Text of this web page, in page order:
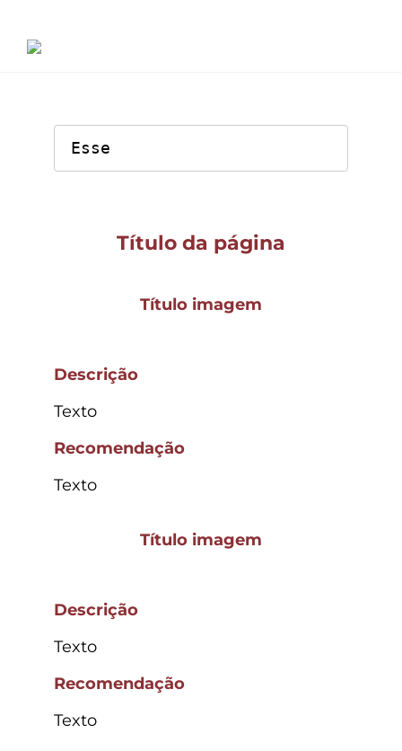
Esse
Título da página
Título imagem
Descrição
Texto
Recomendação
Texto
Título imagem
Descrição
Texto
Recomendação
Texto